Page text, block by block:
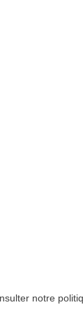
notre